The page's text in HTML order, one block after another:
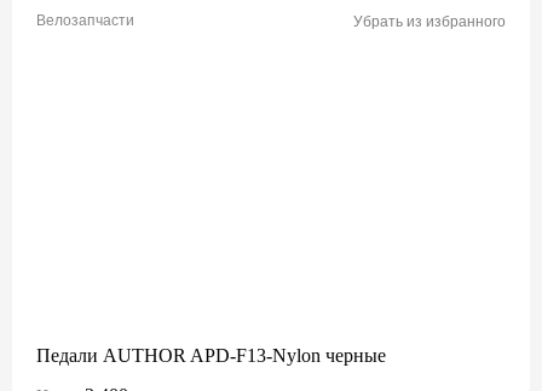
Велозапчасти Убрать из избранного
Педали AUTHOR APD-F13-Nylon черные